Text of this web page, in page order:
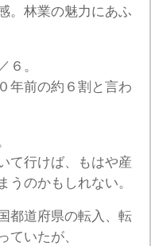
。林業の魅力にあふ
６。
年前の約６割と言わ
て行けば、もはや産
うのかもしれない。
都道府県の転入、転
ていたが、